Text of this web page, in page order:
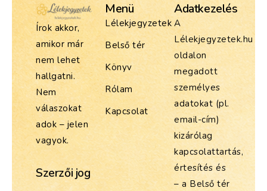
Írok akkor,
amikor már
nem lehet
hallgatni.
Nem
válaszokat
adok – jelen
vagyok.
Szerzői jog
Menü
Lélekjegyzetek
Belső tér
Könyv
Rólam
Kapcsolat
Adatkezelés
A
Lélekjegyzetek.hu
oldalon
megadott
személyes
adatokat (pl.
email-cím)
kizárólag
kapcsolattartás,
értesítés és
– a Belső tér